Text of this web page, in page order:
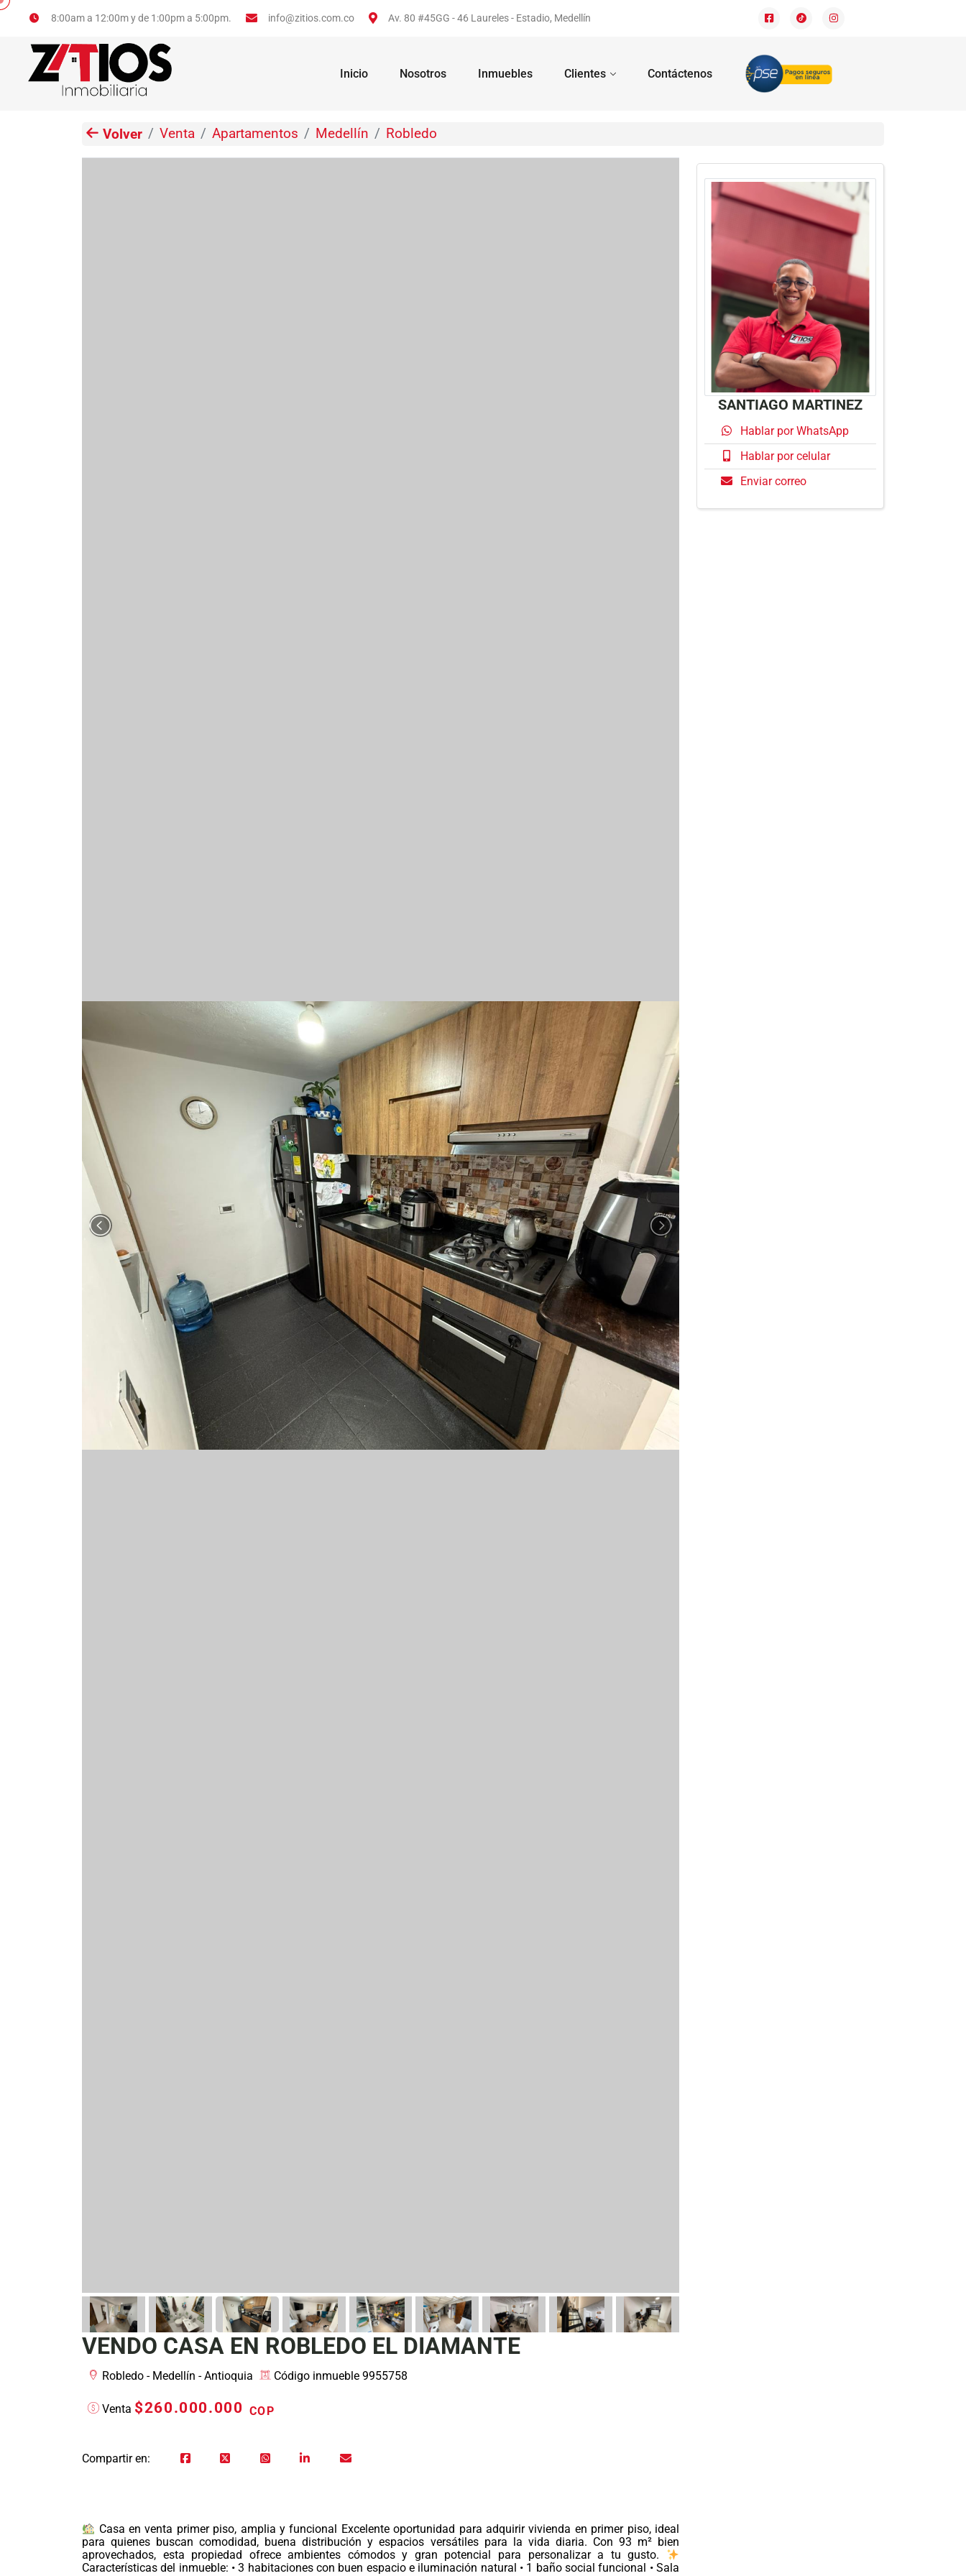
8:00am a 12:00m y de 1:00pm a 5:00pm. info@zitios.com.co Av. 80 #45GG - 46 Laureles - Estadio, Medellín
Inicio Nosotros Inmuebles Clientes Contáctenos
Volver Venta Apartamentos Medellín Robledo
VENDO CASA EN ROBLEDO EL DIAMANTE
Robledo - Medellín - Antioquia Código inmueble 9955758
Venta $260.000.000 COP
Compartir en:
Casa en venta primer piso, amplia y funcional Excelente oportunidad para adquirir vivienda en primer piso, ideal
para quienes buscan comodidad, buena distribución y espacios versátiles para la vida diaria. Con 93 m² bien
aprovechados, esta propiedad ofrece ambientes cómodos y gran potencial para personalizar a tu gusto.
Características del inmueble: • 3 habitaciones con buen espacio e iluminación natural • 1 baño social funcional • Sala
SANTIAGO MARTINEZ
Hablar por WhatsApp
Hablar por celular
Enviar correo